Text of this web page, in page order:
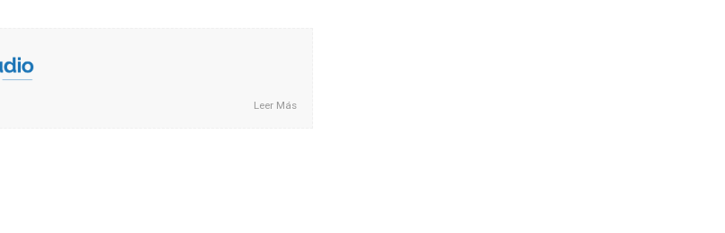
Leer Más